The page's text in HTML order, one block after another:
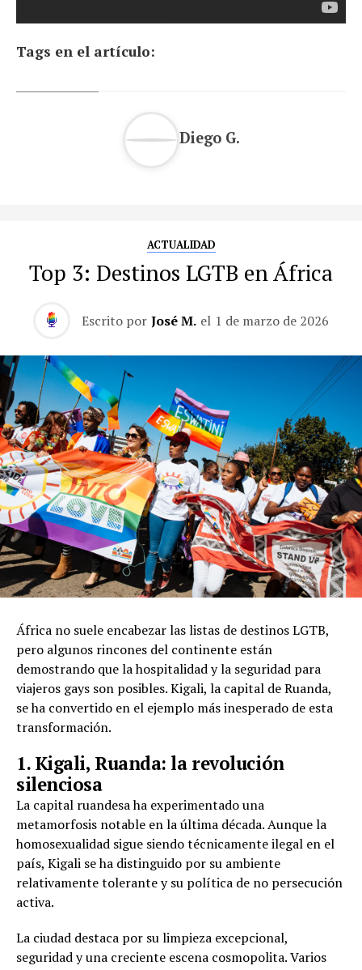
Tags en el artículo:
Diego G.
ACTUALIDAD
Top 3: Destinos LGTB en África
Escrito por José M. el 1 de marzo de 2026
África no suele encabezar las listas de destinos LGTB,
pero algunos rincones del continente están
demostrando que la hospitalidad y la seguridad para
viajeros gays son posibles. Kigali, la capital de Ruanda,
se ha convertido en el ejemplo más inesperado de esta
transformación.
1. Kigali, Ruanda: la revolución
silenciosa
La capital ruandesa ha experimentado una
metamorfosis notable en la última década. Aunque la
homosexualidad sigue siendo técnicamente ilegal en el
país, Kigali se ha distinguido por su ambiente
relativamente tolerante y su política de no persecución
activa.
La ciudad destaca por su limpieza excepcional,
seguridad y una creciente escena cosmopolita. Varios